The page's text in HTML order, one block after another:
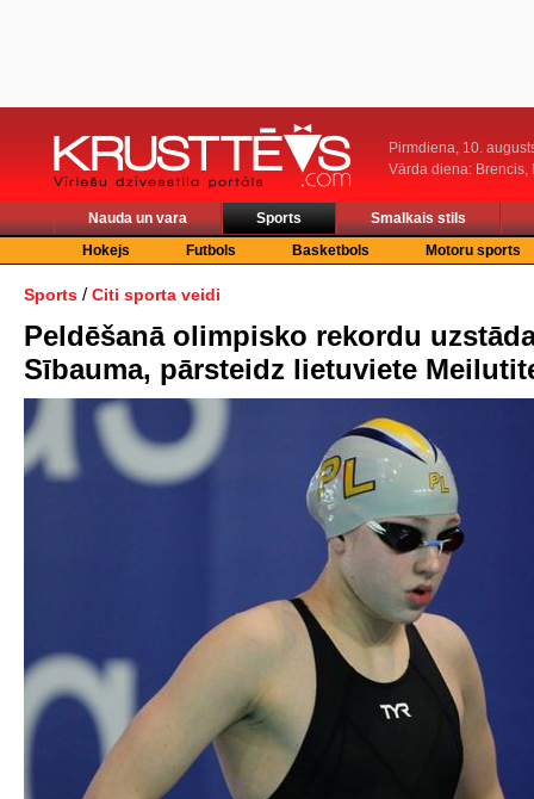
Pirmdiena, 10.
Vārda diena: Brencis,
Nauda un vara Sports
Smalkais stils
Hokejs
Futbols Basketbols Motoru sports
Sports / Citi sporta veidi
Peldēšanā olimpisko rekordu
Sībauma, pārsteidz lietuviete